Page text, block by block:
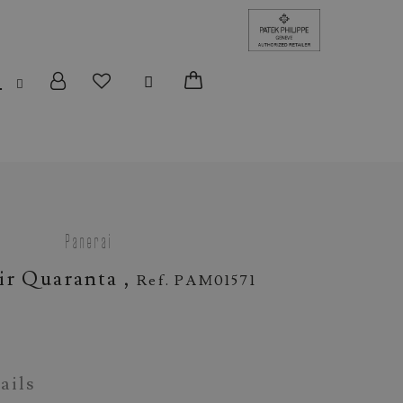
Panerai
Quaranta ,Ref. PAM01571